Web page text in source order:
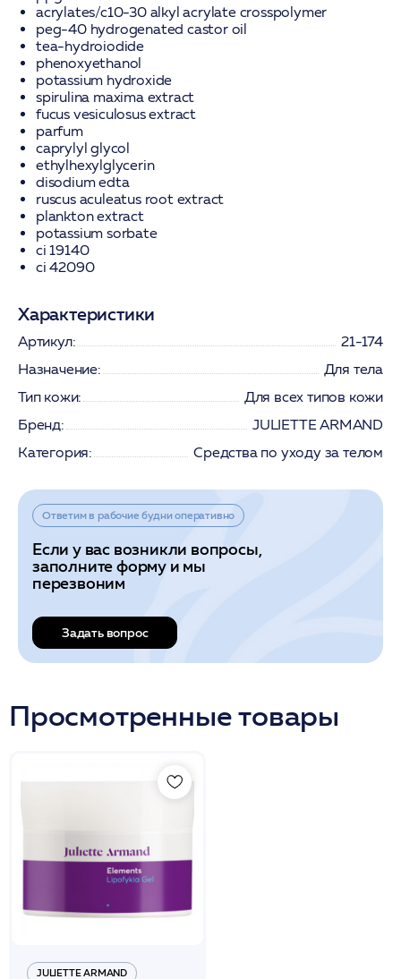
acrylates/c10-30 alkyl acrylate crosspolymer
peg-40 hydrogenated castor oil
tea-hydroiodide
phenoxyethanol
potassium hydroxide
spirulina maxima extract
fucus vesiculosus extract
parfum
caprylyl glycol
ethylhexylglycerin
disodium edta
ruscus aculeatus root extract
plankton extract
potassium sorbate
ci 19140
ci 42090
Характеристики
Артикул:
21-174
Назначение:
Для тела
Тип кожи:
Для всех типов кожи
Бренд:
JULIETTE ARMAND
Категория:
Средства по уходу за телом
Ответим в рабочие будни оперативно
Если у вас возникли вопросы,
заполните форму и мы
перезвоним
Задать вопрос
Просмотренные товары
JULIETTE ARMAND